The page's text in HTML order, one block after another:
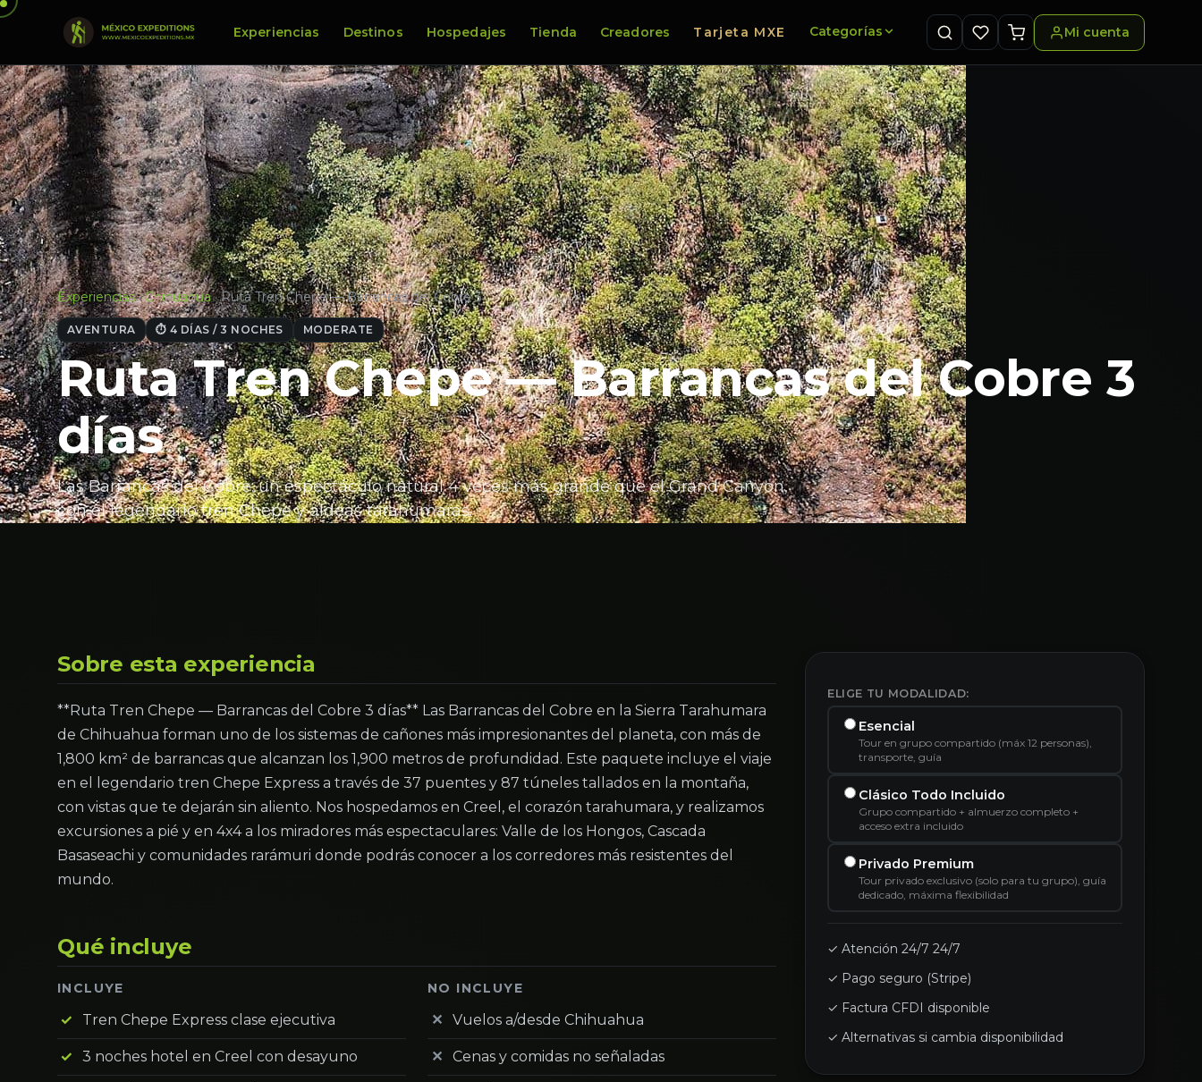
Experiencias Destinos Hospedajes Tienda Creadores Tarjeta MXE Categorías Mi cuenta
Experiencias · Chihuahua · Ruta Tren Chepe — Barrancas del Cobre 3 …
AVENTURA ⏱ 4 DÍAS / 3 NOCHES MODERATE
Ruta Tren Chepe — Barrancas del Cobre 3
días
Las Barrancas del Cobre: un espectáculo natural 4 veces más grande que el Grand Canyon,
con el legendario tren Chepe y aldeas tarahumaras.
Sobre esta experiencia
**Ruta Tren Chepe — Barrancas del Cobre 3 días** Las Barrancas del Cobre en la Sierra Tarahumara
de Chihuahua forman uno de los sistemas de cañones más impresionantes del planeta, con más de
1,800 km² de barrancas que alcanzan los 1,900 metros de profundidad. Este paquete incluye el viaje
en el legendario tren Chepe Express a través de 37 puentes y 87 túneles tallados en la montaña,
con vistas que te dejarán sin aliento. Nos hospedamos en Creel, el corazón tarahumara, y realizamos
excursiones a pié y en 4x4 a los miradores más espectaculares: Valle de los Hongos, Cascada
Basaseachi y comunidades rarámuri donde podrás conocer a los corredores más resistentes del
mundo.
Qué incluye
INCLUYE
Tren Chepe Express clase ejecutiva
3 noches hotel en Creel con desayuno
NO INCLUYE
Vuelos a/desde Chihuahua
Cenas y comidas no señaladas
ELIGE TU MODALIDAD:
Esencial
Tour en grupo compartido (máx 12 personas),
transporte, guía
Clásico Todo Incluido
Grupo compartido + almuerzo completo +
acceso extra incluido
Privado Premium
Tour privado exclusivo (solo para tu grupo), guía
dedicado, máxima flexibilidad
✓ Atención 24/7 24/7
✓ Pago seguro (Stripe)
✓ Factura CFDI disponible
✓ Alternativas si cambia disponibilidad